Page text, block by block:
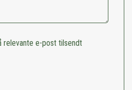
relevante e-post tilsendt